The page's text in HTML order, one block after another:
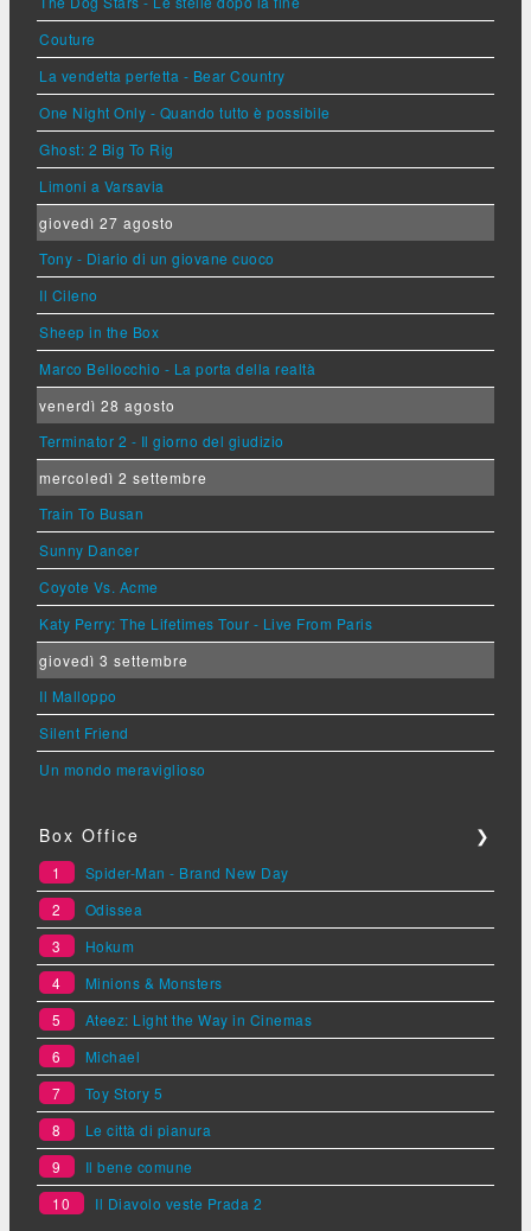
Couture
La vendetta perfetta - Bear Country
One Night Only - Quando tutto è possibile
Ghost: 2 Big To Rig
Limoni a Varsavia
giovedì 27 agosto
Tony - Diario di un giovane cuoco
Il Cileno
Sheep in the Box
Marco Bellocchio - La porta della realtà
venerdì 28 agosto
Terminator 2 - Il giorno del giudizio
mercoledì 2 settembre
Train To Busan
Sunny Dancer
Coyote Vs. Acme
Katy Perry: The Lifetimes Tour - Live From Paris
giovedì 3 settembre
Il Malloppo
Silent Friend
Un mondo meraviglioso
Box Office ❯
1
Spider-Man - Brand New Day
2
Odissea
3
Hokum
4
Minions & Monsters
5
Ateez: Light the Way in Cinemas
6
Michael
7
Toy Story 5
8
Le città di pianura
9
Il bene comune
10
Il Diavolo veste Prada 2